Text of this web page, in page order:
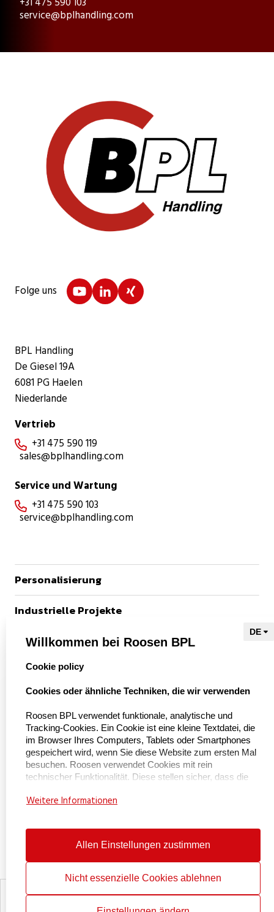
service@bplhandling.com
Folge uns
BPL Handling
De Giesel 19A
6081 PG Haelen
Niederlande
Vertrieb
 +31 475 590 119
sales@bplhandling.com
Service und Wartung
 +31 475 590 103
service@bplhandling.com
Personalisierung
Industrielle Projekte
Referenzen
Naar Kieu Engineering
Über uns
Über BPL Handling
Zertifizierungen
Arbeitet bei
Erklärung zum Datenschutz
Willkommen bei Roosen BPL
select language
Cookie policy
Cookies oder ähnliche Techniken, die wir verwenden
Roosen BPL verwendet funktionale, analytische und
Tracking-Cookies. Ein Cookie ist eine kleine Textdatei, die
im Browser Ihres Computers, Tablets oder Smartphones
gespeichert wird, wenn Sie diese Website zum ersten Mal
besuchen. Roosen verwendet Cookies mit rein
technischer Funktionalität. Diese stellen sicher, dass die
beispielsweise Ihre bevorzugten Einstellungen gespeichert
Surfverhalten verfolgen, damit wir maßgeschneiderte
Inhalte und Werbung anbieten können. Bei Ihrem ersten
Besuch auf unserer Website haben wir Sie bereits über
sie zu platzieren. Sie können Cookies deaktivieren, indem
Weitere Informationen
Allen Einstellungen zustimmen
Nicht essenzielle Cookies ablehnen